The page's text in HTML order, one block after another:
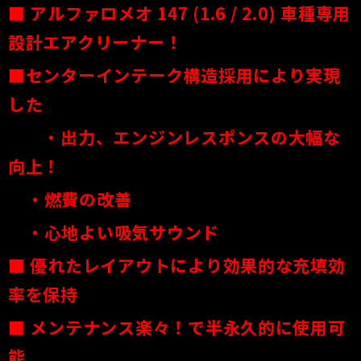
■ アルファロメオ 147 (1.6 / 2.0) 車種専用
設計エアクリーナー！
■センターインテーク構造採用により実現
した
・出力、エンジンレスポンスの大幅な
向上！
・燃費の改善
・心地よい吸気サウンド
■ 優れたレイアウトにより効果的な充填効
率を保持
■ メンテナンス楽々！で半永久的に使用可